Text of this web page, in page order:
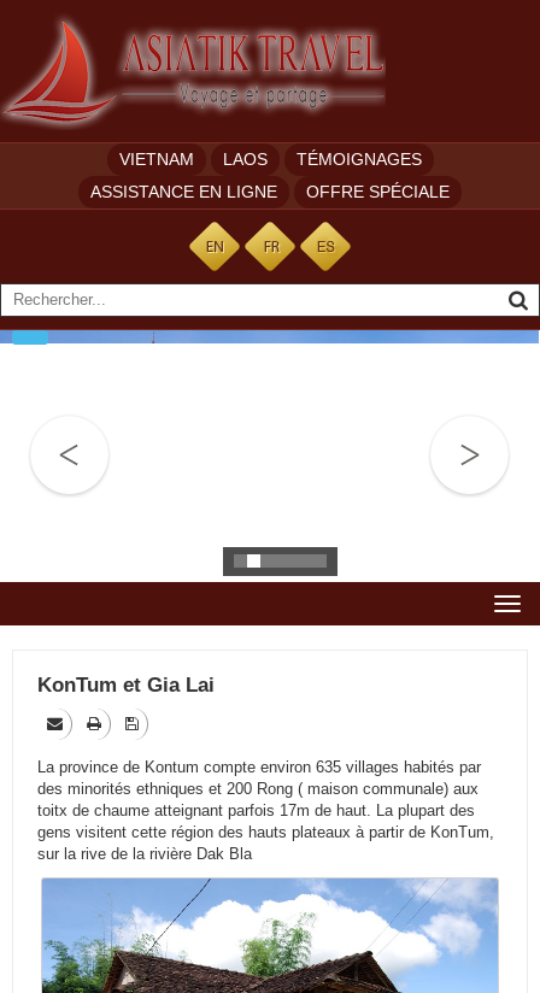
VIETNAM LAOS
TÉMOIGNAGES
ASSISTANCE EN LIGNE
OFFRE SPÉCIALE
KonTum et Gia Lai
La province de Kontum compte environ 635 villages habités par
des minorités ethniques et 200 Rong ( maison communale) aux
toitx de chaume atteignant parfois 17m de haut. La plupart des
gens visitent cette région des hauts plateaux à partir de KonTum,
sur la rive de la rivière Dak Bla